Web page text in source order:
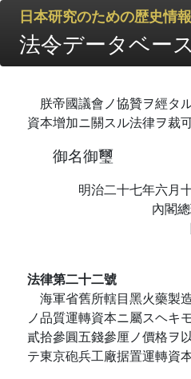
日本研究のための歴史情報
法令データベース
朕帝國議會ノ協贊ヲ經タ
資本增加ニ關スル法律ヲ裁
御名御璽
明治二十七年六月
內閣
法律第二十二號
海軍省舊所轄目黑火藥製
ノ品質運轉資本ニ屬スヘキ
貳拾參圓五錢參厘ノ價格ヲ
テ東京砲兵工廠据置運轉資